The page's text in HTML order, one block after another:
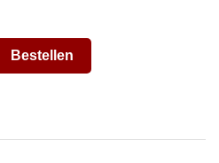
Bestellen